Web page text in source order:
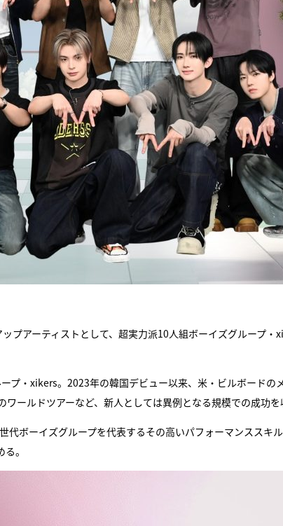
プアーティストとして、超実力派10人組ボーイズグループ・
プ・xikers。2023年の韓国デビュー以来、米・ビルボードの
ールドツアーなど、新人としては異例となる規模での成功を
代ボーイズグループを代表するその高いパフォーマンススキ
。